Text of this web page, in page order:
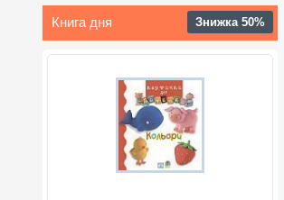
Книга дня Знижка 50%